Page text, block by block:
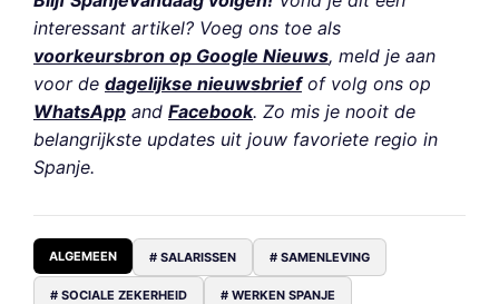
interessant artikel? Voeg ons toe als
voorkeursbron op Google Nieuws, meld je aan
voor de dagelijkse nieuwsbriefof volg ons op
WhatsApp and Facebook. Zo mis je nooit de
belangrijkste updates uit jouw favoriete regio in
Spanje.
ALGEMEEN # SALARISSEN # SAMENLEVING
# SOCIALE ZEKERHEID # WERKEN SPANJE